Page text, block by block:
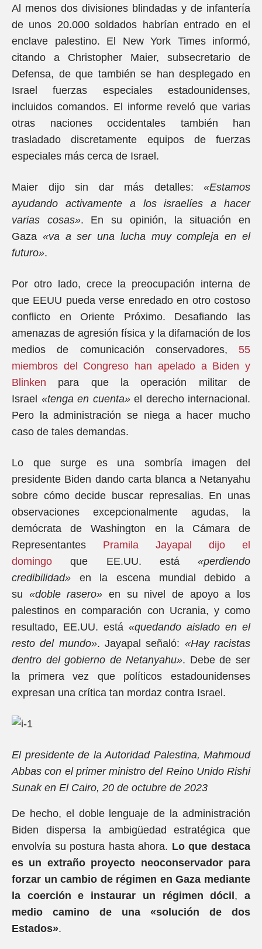
Al menos dos divisiones blindadas y de infantería
de unos 20.000 soldados habrían entrado en el
enclave palestino. El New York Times informó,
citando a Christopher Maier, subsecretario de
Defensa, de que también se han desplegado en
Israel fuerzas especiales estadounidenses,
incluidos comandos. El informe reveló que varias
otras naciones occidentales también han
trasladado discretamente equipos de fuerzas
especiales más cerca de Israel.
Maier dijo sin dar más detalles: «Estamos
ayudando activamente a los israelíes a hacer
varias cosas». En su opinión, la situación en
Gaza «va a ser una lucha muy compleja en el
futuro».
Por otro lado, crece la preocupación interna de
que EEUU pueda verse enredado en otro costoso
conflicto en Oriente Próximo. Desafiando las
amenazas de agresión física y la difamación de los
medios de comunicación conservadores, 55
miembros del Congreso han apelado a Biden y
Blinken para que la operación militar de
Israel «tenga en cuenta»el derecho internacional.
Pero la administración se niega a hacer mucho
caso de tales demandas.
Lo que surge es una sombría imagen del
presidente Biden dando carta blanca a Netanyahu
sobre cómo decide buscar represalias. En unas
observaciones excepcionalmente agudas, la
demócrata de Washington en la Cámara de
Representantes Pramila Jayapal dijo el
domingo que EE.UU. está «perdiendo
credibilidad» en la escena mundial debido a
su «doble rasero» en su nivel de apoyo a los
palestinos en comparación con Ucrania, y como
resultado, EE.UU. está «quedando aislado en el
resto del mundo». Jayapal señaló: «Hay racistas
dentro del gobierno de Netanyahu». Debe de ser
la primera vez que políticos estadounidenses
expresan una crítica tan mordaz contra Israel.
El presidente de la Autoridad Palestina, Mahmoud
Abbas con el primer ministro del Reino Unido Rishi
Sunak en El Cairo, 20 de octubre de 2023
De hecho, el doble lenguaje de la administración
Biden dispersa la ambigüedad estratégica que
envolvía su postura hasta ahora. Lo que destaca
es un extraño proyecto neoconservador para
forzar un cambio de régimen en Gaza mediante
la coerción e instaurar un régimen dócil ,a
medio camino de una «solución de dos
Estados».